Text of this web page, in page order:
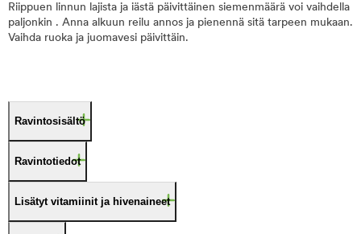
Riippuen linnun lajista ja iästä päivittäinen siemenmäärä voi vaihdella
paljonkin . Anna alkuun reilu annos ja pienennä sitä tarpeen mukaan.
Vaihda ruoka ja juomavesi päivittäin.
Ravintosisältö
Ravintotiedot
Lisätyt vitamiinit ja hivenaineet